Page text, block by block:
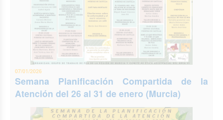
07/01/2026
Semana Planificación Compartida de la
Atención del 26 al 31 de enero (Murcia)